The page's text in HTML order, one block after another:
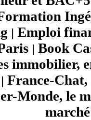
| Emploi
| Book
immobilier,
| France-Chat,
Monde, le